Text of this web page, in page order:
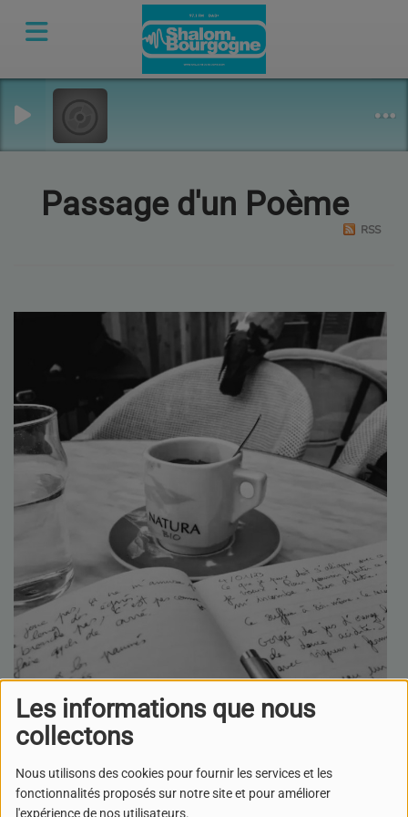
Les informations que nous
collectons
Nous utilisons des cookies pour fournir les services et les
fonctionnalités proposés sur notre site et pour améliorer
l'expérience de nos utilisateurs.
Passage d'un Poème
RSS
Dans cette toute nouvelle émissions, nous vous proposons
la lecture de Poésies intempestives survenant
aléatoirement dans notre programmation.
Musique d'introduction : Aram Khachaturian - Masquerade